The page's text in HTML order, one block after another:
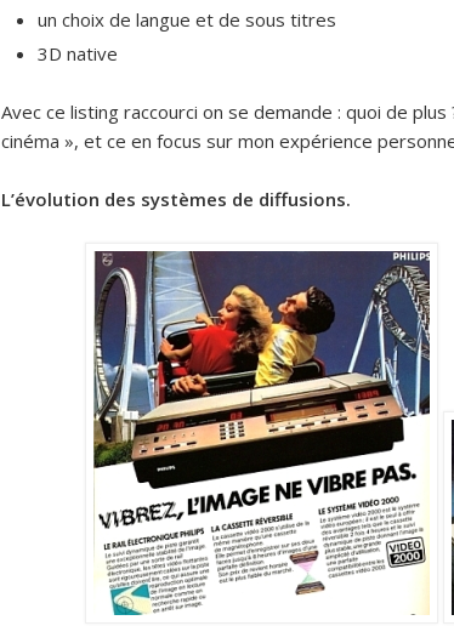
un choix de langue et de sous titres
3D native
Avec ce listing raccourci on se demande : quoi de
cinéma », et ce en focus sur mon expérience
L’évolution des systèmes de diffusions.